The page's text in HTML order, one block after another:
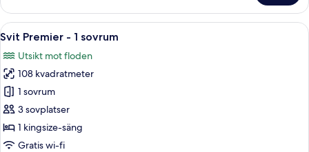
-
Rum
-
kingsize-
säng
Öppna
alla
foton
för
Svit
Premier
-
1
Ett hotellrum med en stor säng, en
7
Svit Premier - 1 sovrum
Utsikt mot floden
108 kvadratmeter
1 sovrum
3 sovplatser
1 kingsize-säng
Gratis wi-fi